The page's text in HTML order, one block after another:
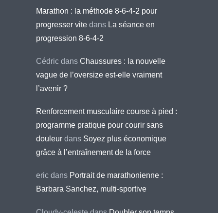
Marathon : la méthode 8-6-4-2 pour
progresser vite dans La séance en
progression 8-6-4-2
Cédric dans Chaussures : la nouvelle
vague de l’oversize est-elle vraiment
l’avenir ?
Renforcement musculaire course à pied :
programme pratique pour courir sans
douleur dans Soyez plus économique
grâce à l’entraînement de la force
eric dans Portrait de marathonienne :
Barbara Sanchez, multi-sportive